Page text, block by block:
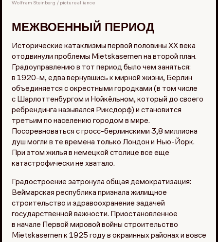
Wolfram Steinberg / picture alliance
МЕЖВОЕННЫЙ ПЕРИОД
Исторические катаклизмы первой половины XX века
отодвинули проблемы Mietskasernen на второй план.
Градоуправлению в тот период было чем заняться:
в 1920-м, едва вернувшись к мирной жизни, Берлин
объединяется с окрестными городками (в том числе
с Шарлоттенбургом и Нойкёльном, который до своего
ребрендинга назывался Риксдорф) и становится
третьим по населению городом в мире.
Посоревноваться с гросс-берлинскими 3,8 миллиона
душ могли в те времена только Лондон и Нью-Йорк.
При этом жилья в немецкой столице все еще
катастрофически не хватало.
Градостроение затронула общая демократизация:
Веймарская республика признала жилищное
строительство и здравоохранение задачей
государственной важности. Приостановленное
в начале Первой мировой войны строительство
Mietskasernen к 1925 году в окраинных районах и вовсе